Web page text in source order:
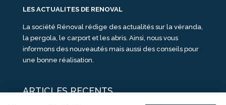
LES ACTUALITES DE RENOVAL
La société Rénoval rédige des actualités sur la véranda,
la pergola, le carport et les abris. Ainsi, nous vous
informons des nouveautés mais aussi des conseils pour
une bonne réalisation.
ARTICLES RECENTS